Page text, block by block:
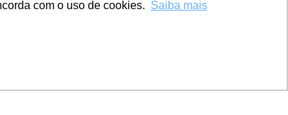
com o uso de cookies. Saiba mais